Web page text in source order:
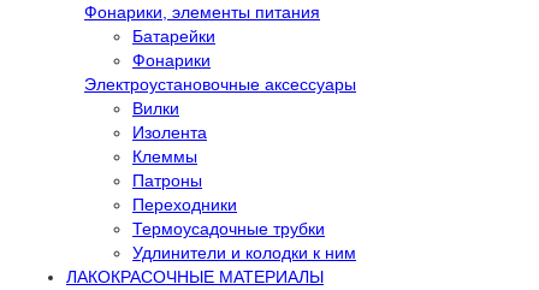
Фонарики, элементы питания
Батарейки
Фонарики
Электроустановочные аксессуары
Вилки
Изолента
Клеммы
Патроны
Переходники
Термоусадочные трубки
Удлинители и колодки к ним
ЛАКОКРАСОЧНЫЕ МАТЕРИАЛЫ